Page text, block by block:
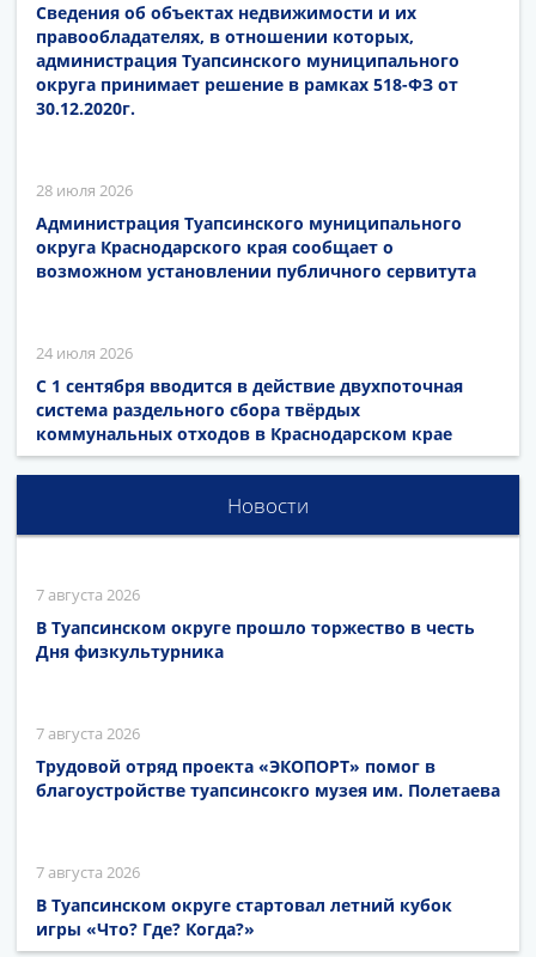
Сведения об объектах недвижимости и их
правообладателях, в отношении которых,
администрация Туапсинского муниципального
округа принимает решение в рамках 518-ФЗ от
30.12.2020г.
28 июля 2026
Администрация Туапсинского муниципального
округа Краснодарского края сообщает о
возможном установлении публичного сервитута
24 июля 2026
С 1 сентября вводится в действие двухпоточная
система раздельного сбора твёрдых
коммунальных отходов в Краснодарском крае
Новости
7 августа 2026
В Туапсинском округе прошло торжество в честь
Дня физкультурника
7 августа 2026
Трудовой отряд проекта «ЭКОПОРТ» помог в
благоустройстве туапсинсокго музея им. Полетаева
7 августа 2026
В Туапсинском округе стартовал летний кубок
игры «Что? Где? Когда?»